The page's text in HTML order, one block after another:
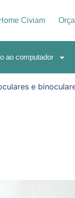
Civiam
ao computador
e